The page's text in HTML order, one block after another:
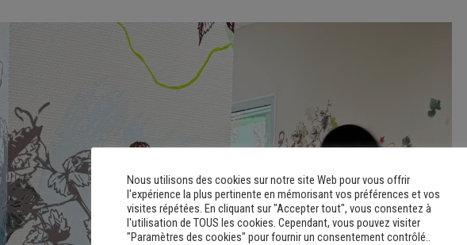
Nous utilisons des cookies sur notre site Web pour vous offrir
l'expérience la plus pertinente en mémorisant vos préférences et vos
visites répétées. En cliquant sur "Accepter tout", vous consentez à
l'utilisation de TOUS les cookies. Cependant, vous pouvez visiter
"Paramètres des cookies" pour fournir un consentement contrôlé..